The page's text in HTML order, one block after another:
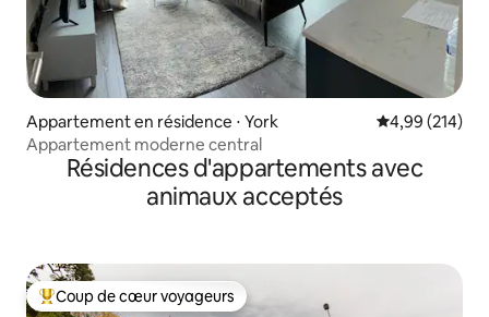
Appartement en résidence ⋅ York Évaluation
4,99 (214)
Appartement moderne central
Résidences d'appartements avec
animaux acceptés
Coups de cœur voyageurs les plus appréciés
Coup de cœur voyageurs